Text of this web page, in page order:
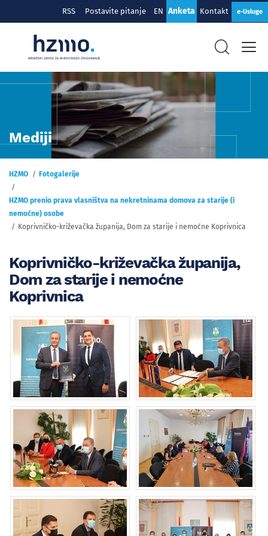
RSS Postavite pitanje EN Anketa Kontakt e-Usluge
Mediji
HZMO Fotogalerije
HZMO prenio prava vlasništva na nekretninama domova za starije (i
nemoćne) osobe
Koprivničko-križevačka županija, Dom za starije i nemoćne Koprivnica
Koprivničko-križevačka županija,
Dom za starije i nemoćne
Koprivnica